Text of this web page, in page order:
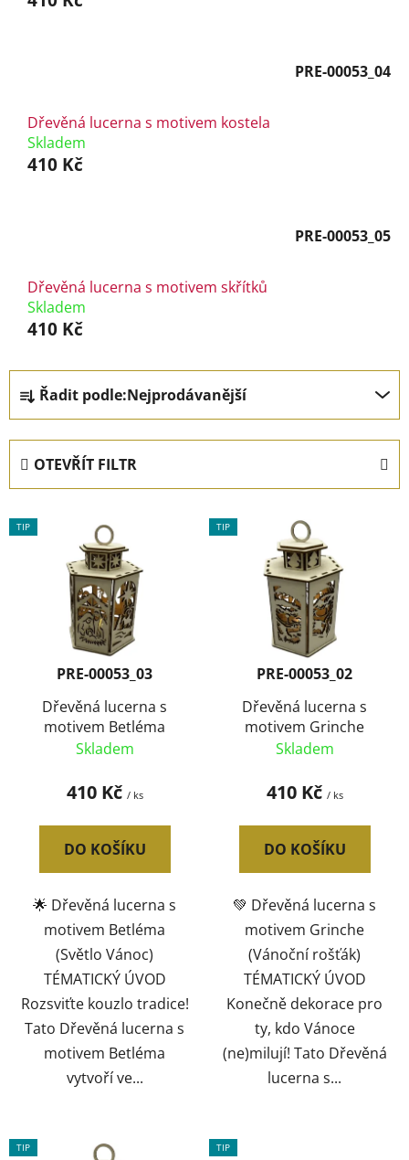
PRE-00053_04
Dřevěná lucerna s motivem kostela
Skladem
410 Kč
PRE-00053_05
Dřevěná lucerna s motivem skřítků
Skladem
410 Kč
Ř
a
z
e
n
p
Řadit podle:Nejprodávanější
OTEVŘÍT FILTR
V
ý
TIP
PRE-00053_03
Dřevěná lucerna s
motivem Betléma
Skladem
410 Kč / ks
DO KOŠÍKU
🌟 Dřevěná lucerna s
motivem Betléma
(Světlo Vánoc)
TÉMATICKÝ ÚVOD
Rozsviťte kouzlo tradice!
Tato Dřevěná lucerna s
motivem Betléma
vytvoří ve...
TIP
PRE-00053_02
Dřevěná lucerna s
motivem Grinche
Skladem
410 Kč / ks
DO KOŠÍKU
💚 Dřevěná lucerna s
motivem Grinche
(Vánoční rošťák)
TÉMATICKÝ ÚVOD
Konečně dekorace pro
ty, kdo Vánoce
(ne)milují! Tato Dřevěná
lucerna s...
TIP TIP